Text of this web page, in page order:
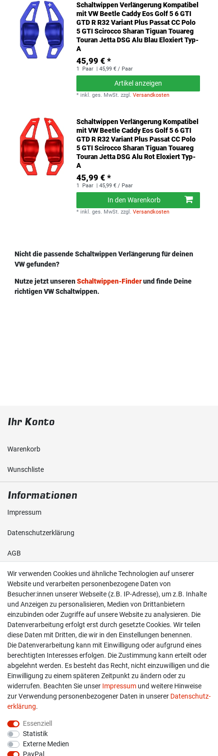
Schaltwippen Verlängerung Kompatibel
mit VW Beetle Caddy Eos Golf 5 6 GTI
GTD R R32 Variant Plus Passat CC Polo
5 GTI Scirocco Sharan Tiguan Touareg
Touran Jetta DSG Alu Blau Eloxiert Typ-
A
45,99 € *
1 Paar | 45,99 € / Paar
Artikel anzeigen
* inkl. ges. MwSt. zzgl.Versandkosten
Schaltwippen Verlängerung Kompatibel
mit VW Beetle Caddy Eos Golf 5 6 GTI
GTD R R32 Variant Plus Passat CC Polo
5 GTI Scirocco Sharan Tiguan Touareg
Touran Jetta DSG Alu Rot Eloxiert Typ-
A
45,99 € *
1 Paar | 45,99 € / Paar
In den Warenkorb
* inkl. ges. MwSt. zzgl.Versandkosten
Nicht die passende Schaltwippen Verlängerung für deinen
VW gefunden?
Nutze jetzt unserenSchaltwippen-Finderund finde Deine
richtigen VW Schaltwippen.
Ihr Konto
Warenkorb
Wunschliste
Informationen
Impressum
Daten­schutz­erklärung
AGB
Shop
Kontakt
Versand & Zahlung
Widerrufs­recht
Widerruf erklären
info@overdrive-racing.de
05662 / 8878939
Overdrive-Racing
Frankenstr. 9
34587 Felsberg-Gensungen
Wir verwenden Cookies und ähnliche Technologien auf unserer
Website und verarbeiten personenbezogene Daten von
Besucher:innen unserer Webseite (z.B. IP-Adresse), um z.B. Inhalte
und Anzeigen zu personalisieren, Medien von Drittanbietern
einzubinden oder Zugriffe auf unsere Website zu analysieren. Die
Datenverarbeitung erfolgt erst durch gesetzte Cookies. Wir teilen
diese Daten mit Dritten, die wir in den Einstellungen benennen.
Die Datenverarbeitung kann mit Einwilligung oder aufgrund eines
berechtigten Interesses erfolgen. Die Zustimmung kann erteilt oder
abgelehnt werden. Es besteht das Recht, nicht einzuwilligen und die
Einwilligung zu einem späteren Zeitpunkt zu ändern oder zu
widerrufen. Beachten Sie unser Impressum und weitere Hinweise
zur Verwendung personenbezogener Daten in unserer Daten­schutz­
erklärung.
Essenziell
Statistik
Externe Medien
PayPal